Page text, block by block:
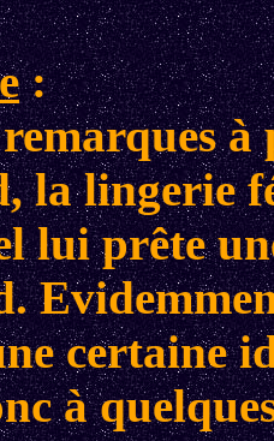
:
à
la lingerie
lui prête
certaine
à